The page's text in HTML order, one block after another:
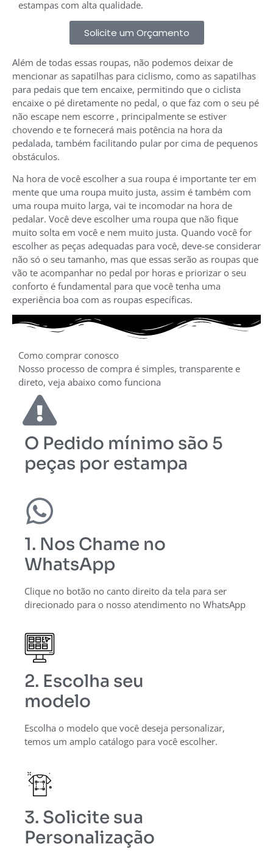
estampas com alta qualidade.
Solicite um Orçamento
Além de todas essas roupas, não podemos deixar de
mencionar as sapatilhas para ciclismo, como as sapatilhas
para pedais que tem encaixe, permitindo que o ciclista
encaixe o pé diretamente no pedal, o que faz com o seu pé
não escape nem escorre , principalmente se estiver
chovendo e te fornecerá mais potência na hora da
pedalada, também facilitando pular por cima de pequenos
obstáculos.
Na hora de você escolher a sua roupa é importante ter em
mente que uma roupa muito justa, assim é também com
uma roupa muito larga, vai te incomodar na hora de
pedalar. Você deve escolher uma roupa que não fique
muito solta em você e nem muito justa. Quando você for
escolher as peças adequadas para você, deve-se considerar
não só o seu tamanho, mas que essas serão as roupas que
vão te acompanhar no pedal por horas e priorizar o seu
conforto é fundamental para que você tenha uma
experiência boa com as roupas específicas.
Como comprar conosco
Nosso processo de compra é simples, transparente e
direto, veja abaixo como funciona
O Pedido mínimo são 5
peças por estampa
1. Nos Chame no
WhatsApp
Clique no botão no canto direito da tela para ser
direcionado para o nosso atendimento no WhatsApp
2. Escolha seu
modelo
Escolha o modelo que você deseja personalizar,
temos um amplo catálogo para você escolher.
3. Solicite sua
Personalização